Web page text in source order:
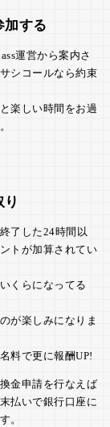
加する
運営から案内さ
シコールなら約束
楽しい時間をお過
了した24時間以
トが加算されてい
くらになってる
が楽しみになりま
料で更に報酬UP!
金申請を行なえば
払いで銀行口座に
。